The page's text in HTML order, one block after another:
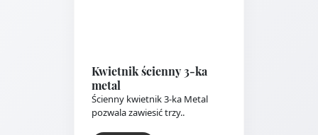
Kwietnik ścienny 3-ka
metal
Ścienny kwietnik 3-ka Metal
pozwala zawiesić trzy..